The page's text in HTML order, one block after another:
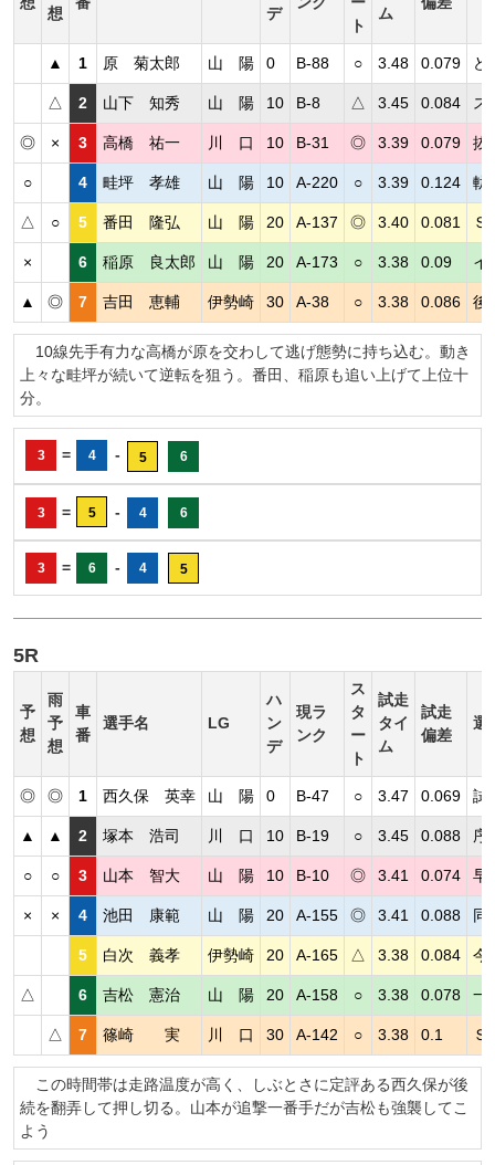
想 デ
ト
ム
▲ 1 原 菊太郎 山 陽 0 B-88 ○ 3.48 0.079 ど
△ 2 山下 知秀 山 陽 10 B-8 △ 3.45 0.084 ス
◎ × 3 高橋 祐一 川 口 10 B-31 ◎ 3.39 0.079 抜
○ 4 畦坪 孝雄 山 陽 10 A-220 ○ 3.39 0.124 軌
△ ○ 5 番田 隆弘 山 陽 20 A-137 ◎ 3.40 0.081 Ｓ
× 6 稲原 良太郎 山 陽 20 A-173 ○ 3.38 0.09 イ
▲ ◎ 7 吉田 恵輔 伊勢崎 30 A-38 ○ 3.38 0.086 後
10線先手有力な高橋が原を交わして逃げ態勢に持ち込む。動き
上々な畦坪が続いて逆転を狙う。番田、稲原も追い上げて上位十
分。
3 = 4 - 5 6
3 = 5 - 4 6
3 = 6 - 4 5
5R
予
想
雨
予
想
車
番
選手名 LG
ハ
ン
デ
現ラ
ンク
ス
タ
ー
ト
試走
タイ
ム
試走
偏差
選
◎ ◎ 1 西久保 英幸 山 陽 0 B-47 ○ 3.47 0.069 試
▲ ▲ 2 塚本 浩司 川 口 10 B-19 ○ 3.45 0.088 序
○ ○ 3 山本 智大 山 陽 10 B-10 ◎ 3.41 0.074 早
× × 4 池田 康範 山 陽 20 A-155 ◎ 3.41 0.088 同
5 白次 義孝 伊勢崎 20 A-165 △ 3.38 0.084 今
△ 6 吉松 憲治 山 陽 20 A-158 ○ 3.38 0.078 一
△ 7 篠崎 実 川 口 30 A-142 ○ 3.38 0.1 Ｓ
この時間帯は走路温度が高く、しぶとさに定評ある西久保が後
続を翻弄して押し切る。山本が追撃一番手だが吉松も強襲してこ
よう